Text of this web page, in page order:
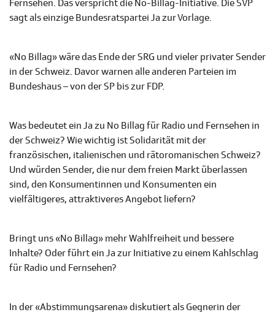
Fernsehen. Das verspricht die No-Billag-Initiative. Die SVP
sagt als einzige Bundesratspartei Ja zur Vorlage.
«No Billag» wäre das Ende der SRG und vieler privater Sender
in der Schweiz. Davor warnen alle anderen Parteien im
Bundeshaus – von der SP bis zur FDP.
Was bedeutet ein Ja zu No Billag für Radio und Fernsehen in
der Schweiz? Wie wichtig ist Solidarität mit der
französischen, italienischen und rätoromanischen Schweiz?
Und würden Sender, die nur dem freien Markt überlassen
sind, den Konsumentinnen und Konsumenten ein
vielfältigeres, attraktiveres Angebot liefern?
Bringt uns «No Billag» mehr Wahlfreiheit und bessere
Inhalte? Oder führt ein Ja zur Initiative zu einem Kahlschlag
für Radio und Fernsehen?
In der «Abstimmungsarena» diskutiert als Gegnerin der